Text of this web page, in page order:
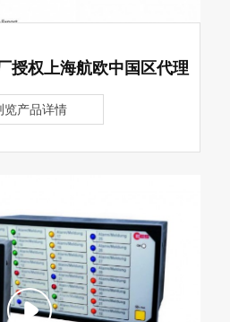
授权上海航欧中国区代理
览产品详情